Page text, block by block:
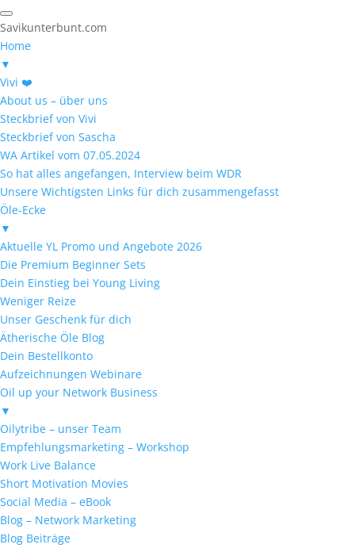
Savikunterbunt.com
Home
▼
Vivi ❤️
About us – über uns
Steckbrief von Vivi
Steckbrief von Sascha
WA Artikel vom 07.05.2024
So hat alles angefangen, Interview beim WDR
Unsere Wichtigsten Links für dich zusammengefasst
Öle-Ecke
▼
Aktuelle YL Promo und Angebote 2026
Die Premium Beginner Sets
Dein Einstieg bei Young Living
Weniger Reize
Unser Geschenk für dich
Ätherische Öle Blog
Dein Bestellkonto
Aufzeichnungen Webinare
Oil up your Network Business
▼
Oilytribe – unser Team
Empfehlungsmarketing – Workshop
Work Live Balance
Short Motivation Movies
Social Media – eBook
Blog – Network Marketing
Blog Beiträge